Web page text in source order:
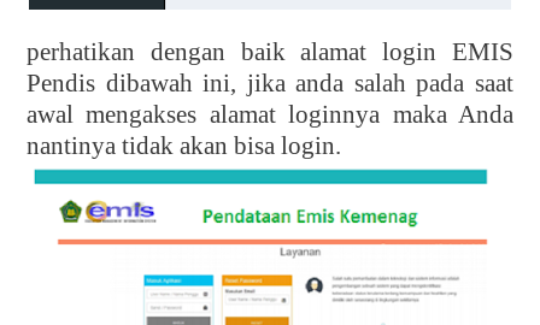
perhatikan dengan baik alamat login EMIS
Pendis dibawah ini, jika anda salah pada saat
awal mengakses alamat loginnya maka Anda
nantinya tidak akan bisa login.